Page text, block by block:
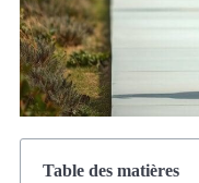
Table des matières